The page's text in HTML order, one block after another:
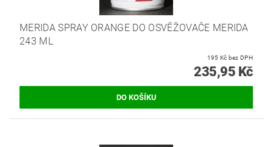
MERIDA SPRAY ORANGE DO OSVĚŽOVAČE MERIDA
243 ML
195 Kč bez DPH
235,95 Kč